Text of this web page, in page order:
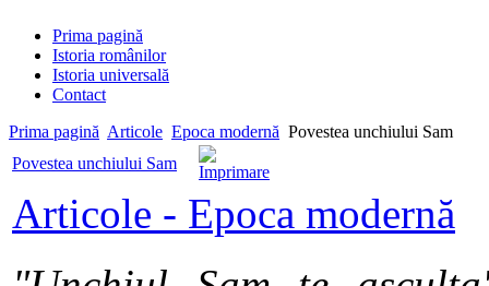
Prima pagină
Istoria românilor
Istoria universală
Contact
Prima pagină Articole Epoca modernă Povestea unchiului Sam
Povestea unchiului Sam
Articole - Epoca modernă